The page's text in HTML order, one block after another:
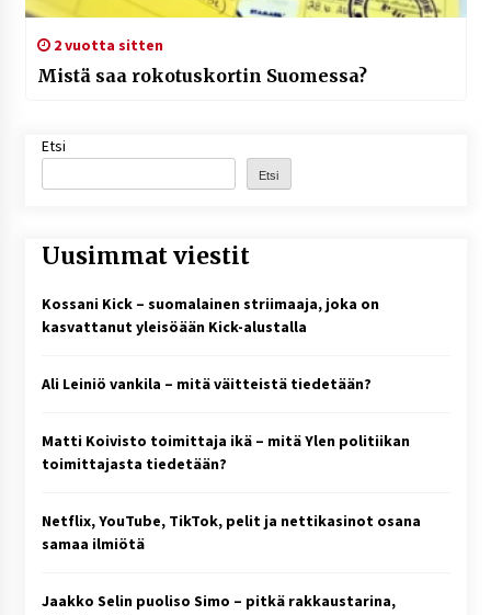
2 vuotta sitten
Mistä saa rokotuskortin Suomessa?
Etsi
Etsi
Uusimmat viestit
Kossani Kick – suomalainen striimaaja, joka on
kasvattanut yleisöään Kick-alustalla
Ali Leiniö vankila – mitä väitteistä tiedetään?
Matti Koivisto toimittaja ikä – mitä Ylen politiikan
toimittajasta tiedetään?
Netflix, YouTube, TikTok, pelit ja nettikasinot osana
samaa ilmiötä
Jaakko Selin puoliso Simo – pitkä rakkaustarina,